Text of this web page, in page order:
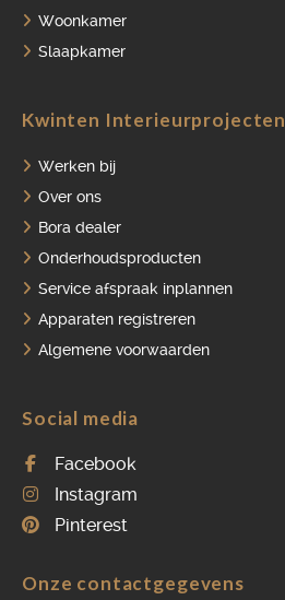
Woonkamer
Slaapkamer
Kwinten Interieurprojecten
Werken bij
Over ons
Bora dealer
Onderhoudsproducten
Service afspraak inplannen
Apparaten registreren
Algemene voorwaarden
Social media
Facebook
Instagram
Pinterest
Onze contactgegevens